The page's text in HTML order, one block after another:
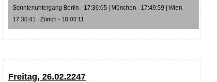
Sonntenuntergang Berlin - 17:36:05 | München - 17:49:59 | Wien -
17:30:41 | Zürich - 18:03:11
Freitag, 26.02.2247